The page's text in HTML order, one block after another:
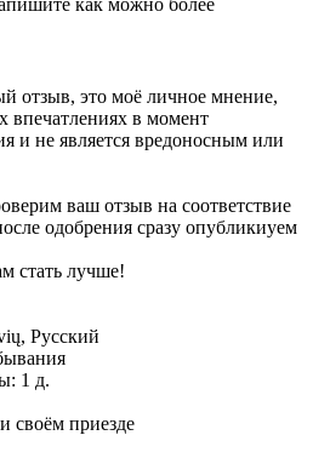
как можно более
отзыв, это моё личное мнение,
впечатлениях в момент
и не является вредоносным или
ваш отзыв на соответствие
одобрения сразу опубликиуем
стать лучше!
Русский
1 д.
своём приезде